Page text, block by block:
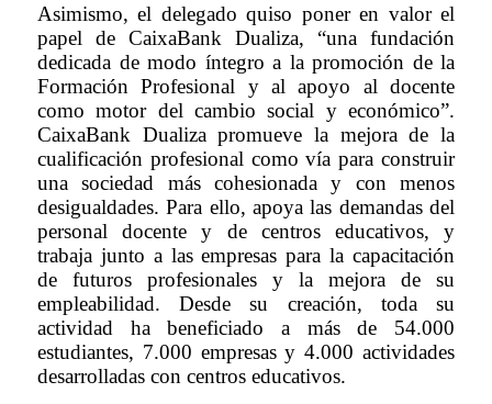
Asimismo, el delegado quiso poner en valor el
papel de CaixaBank Dualiza, “una fundación
dedicada de modo íntegro a la promoción de la
Formación Profesional y al apoyo al docente
como motor del cambio social y económico”.
CaixaBank Dualiza promueve la mejora de la
cualificación profesional como vía para construir
una sociedad más cohesionada y con menos
desigualdades. Para ello, apoya las demandas del
personal docente y de centros educativos, y
trabaja junto a las empresas para la capacitación
de futuros profesionales y la mejora de su
empleabilidad. Desde su creación, toda su
actividad ha beneficiado a más de 54.000
estudiantes, 7.000 empresas y 4.000 actividades
desarrolladas con centros educativos.